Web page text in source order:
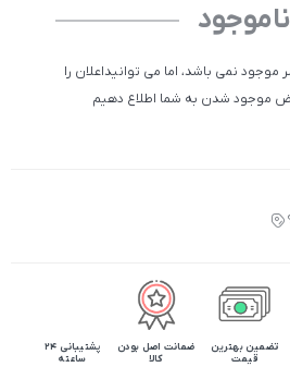
ناموجود
نمی باشد، اما می توانیداعلان را
موجود شدن به شما اطلاع دهیم
تضمین بهترین
قیمت
ضمانت اصل بودن
کالا
پشتیبانی 24
ساعته